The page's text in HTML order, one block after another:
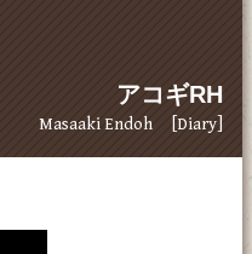
アコギRH
Masaaki Endoh [Diary]